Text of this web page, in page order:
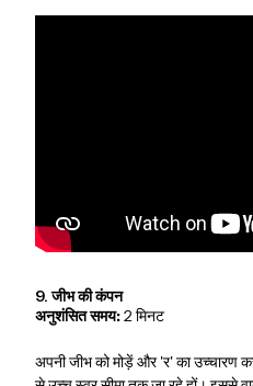
9. जीभ की कंपन
अनुशंसित समय:2 मिनट
अपनी जीभ को मोड़ें और 'र' का उच्चारण